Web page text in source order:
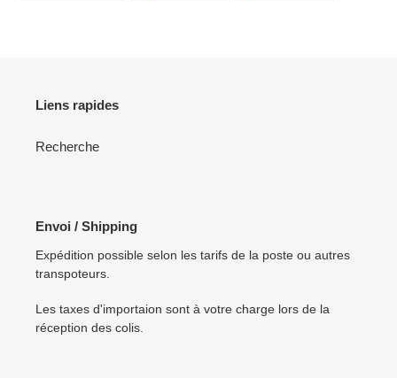
Liens rapides
Recherche
Envoi / Shipping
Expédition possible selon les tarifs de la poste ou autres
transpoteurs.
Les taxes d'importaion sont à votre charge lors de la
réception des colis.